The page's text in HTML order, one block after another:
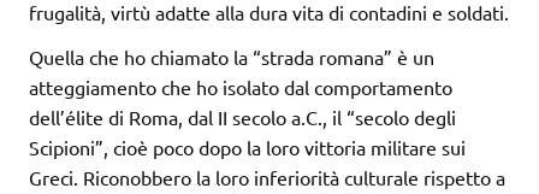
frugalità, virtù adatte alla dura vita di contadini e soldati.
Quella che ho chiamato la “strada romana” è un
atteggiamento che ho isolato dal comportamento
dell’élite di Roma, dal II secolo a.C., il “secolo degli
Scipioni”, cioè poco dopo la loro vittoria militare sui
Greci. Riconobbero la loro inferiorità culturale rispetto a